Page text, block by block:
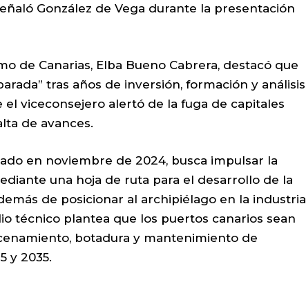
González de Vega durante la presentación
de Canarias, Elba Bueno Cabrera, destacó que
tras años de inversión, formación y análisis
el viceconsejero alertó de la fuga de capitales
de avances.
en noviembre de 2024, busca impulsar la
una hoja de ruta para el desarrollo de la
de posicionar al archipiélago en la industria
técnico plantea que los puertos canarios sean
botadura y mantenimiento de
y 2035.